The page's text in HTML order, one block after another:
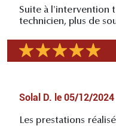
Suite à l'intervention
technicien, plus de
Solal D. le 05/12/2024
Les prestations